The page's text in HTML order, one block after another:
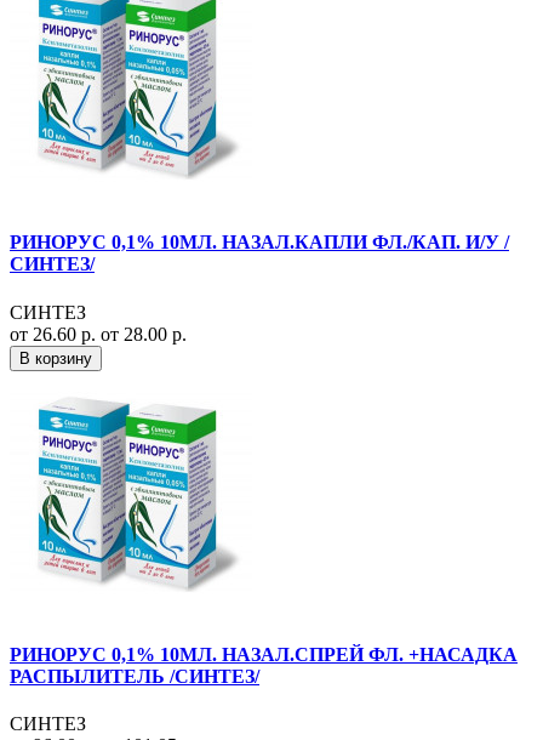
РИНОРУС 0,1% 10МЛ. НАЗАЛ.КАПЛИ ФЛ./КАП. И/У /
СИНТЕЗ/
СИНТЕЗ
от 26.60 р. от 28.00 р.
В корзину
РИНОРУС 0,1% 10МЛ. НАЗАЛ.СПРЕЙ ФЛ. +НАСАДКА
РАСПЫЛИТЕЛЬ /СИНТЕЗ/
СИНТЕЗ